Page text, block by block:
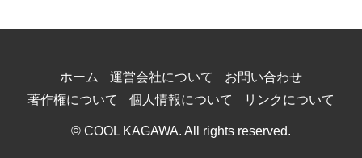
ホーム 運営会社について
お問い合わせ
著作権について
個人情報について リンクについて
© COOL KAGAWA. All rights reserved.